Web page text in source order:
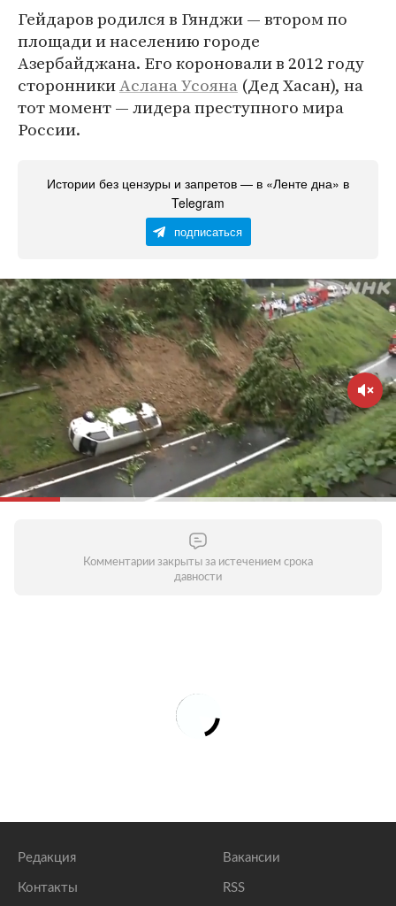
Гейдаров родился в Гянджи — втором по
площади и населению городе
Азербайджана. Его короновали в 2012 году
сторонникиАслана Усояна (Дед Хасан), на
тот момент — лидера преступного мира
России.
Истории без цензуры и запретов — в «Ленте дна» в
Telegram
подписаться
Комментарии закрыты за истечением срока
давности
Редакция
Контакты
Вакансии
RSS